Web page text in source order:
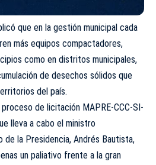
que en la gestión municipal cada
más equipos compactadores,
como en distritos municipales,
de desechos sólidos que
del país.
de licitación MAPRE-CCC-SI-
lleva a cabo el ministro
de la Presidencia, Andrés Bautista,
un paliativo frente a la gran